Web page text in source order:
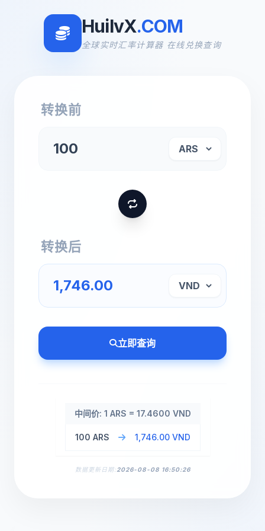
HuilvX.COM
全球实时汇率计算器 在线兑换查询
转换前
转换后
立即查询
中间价: 1 ARS = 17.4600 VND
100 ARS 1,746.00 VND
数据更新日期:2026-08-08 16:50:26